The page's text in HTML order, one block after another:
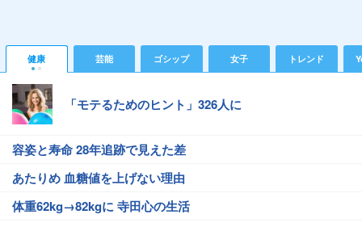
健康 芸能 ゴシップ 女子 トレンド
「モテるためのヒント」326人に
容姿と寿命 28年追跡で見えた差
あたりめ 血糖値を上げない理由
体重62kg→82kgに 寺田心の生活